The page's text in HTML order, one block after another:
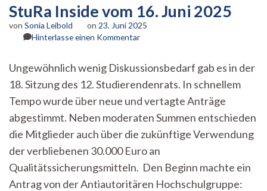
StuRa Inside vom 16. Juni 2025
von Sonia Leibold on 23. Juni 2025
Hinterlasse einen Kommentarzu
vom
16.
Juni
2025
Ungewöhnlich wenig Diskussionsbedarf gab es in der
18. Sitzung des 12. Studierendenrats. In schnellem
Tempo wurde über neue und vertagte Anträge
abgestimmt. Neben moderaten Summen entschieden
die Mitglieder auch über die zukünftige Verwendung
der verbliebenen 30.000 Euro an
Qualitätssicherungsmitteln. Den Beginn machte ein
Antrag von der Antiautoritären Hochschulgruppe: